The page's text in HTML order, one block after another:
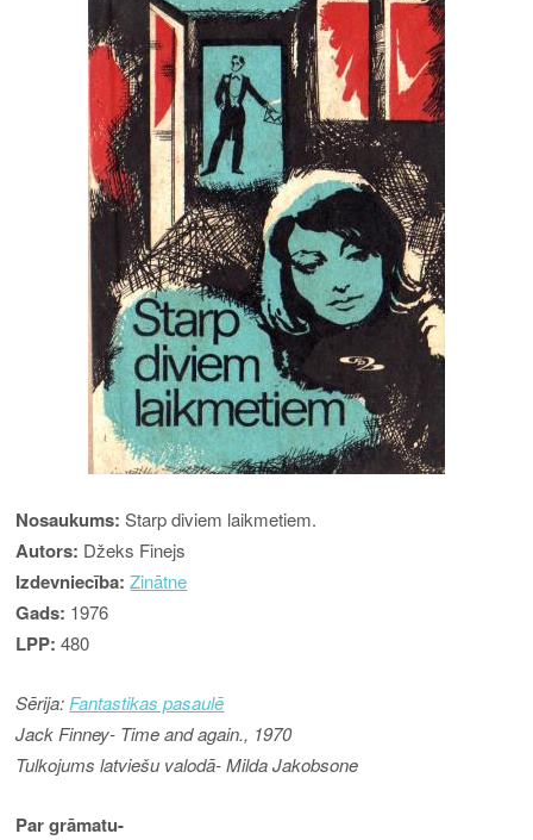
Nosaukums: Starp diviem laikmetiem.
Autors: Džeks Finejs
Izdevniecība: Zinātne
Gads: 1976
LPP: 480
Sērija: Fantastikas pasaulē
Jack Finney- Time and again., 1970
Tulkojums latviešu valodā- Milda Jakobsone
Par grāmatu-